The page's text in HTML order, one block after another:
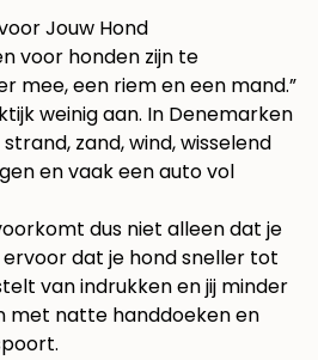
Jouw Hond
voor honden zijn te
mee, een riem en een mand.”
weinig aan. In Denemarken
zand, wind, wisselend
en vaak een auto vol
dus niet alleen dat je
dat je hond sneller tot
van indrukken en jij minder
met natte handdoeken en